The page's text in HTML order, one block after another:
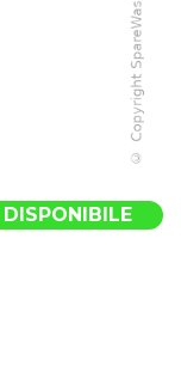
DISPONIBILE